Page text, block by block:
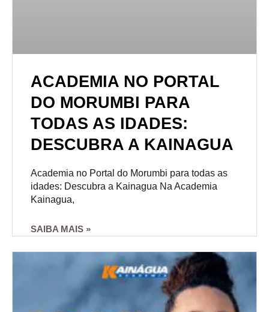
ACADEMIA NO PORTAL
DO MORUMBI PARA
TODAS AS IDADES:
DESCUBRA A KAINAGUA
Academia no Portal do Morumbi para todas as
idades: Descubra a Kainagua Na Academia
Kainagua,
SAIBA MAIS »